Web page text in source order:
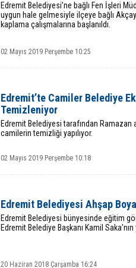
Edremit Belediyesi’ne bağlı Fen İşleri
uygun hale gelmesiyle ilçeye bağlı
kaplama çalışmalarına başlanıldı.
02 Mayıs 2019 Perşembe 10:25
Edremit’te Camiler Belediye
Temizleniyor
Edremit Belediyesi tarafından
camilerin temizliği yapılıyor.
02 Mayıs 2019 Perşembe 10:18
Edremit Belediyesi Ahşap
Edremit Belediyesi bünyesinde eğitim
Edremit Belediye Başkanı Kamil
20 Haziran 2018 Çarşamba 16:24